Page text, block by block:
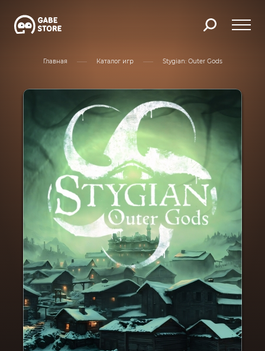
Главная Каталог игр Stygian: Outer Gods